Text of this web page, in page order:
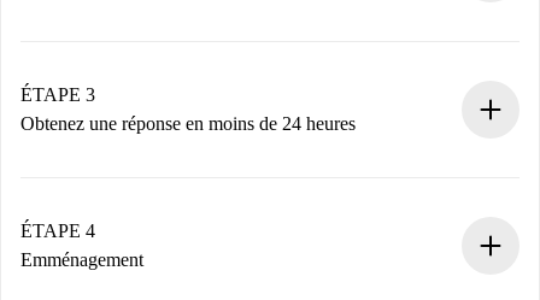
Nous ne vous facturerons rien tant que le propriétaire
n’aura pas accepté.
ÉTAPE 3
Obtenez une réponse en moins de 24 heures
contact avec le propriétaire.
Si refusé : aucun prélèvement et nous vous proposerons
ÉTAPE 4
Emménagement